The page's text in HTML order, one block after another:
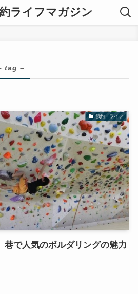
ライフマガジン
tag –
節約・ライフ
巷で人気のボルダリングの魅力